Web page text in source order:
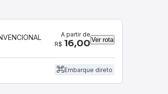
A partir de
R$ 16,00 Ver rota
Embarque direto